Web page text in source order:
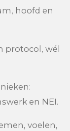
hoofd en
protocol, wél
en NEI.
voelen,